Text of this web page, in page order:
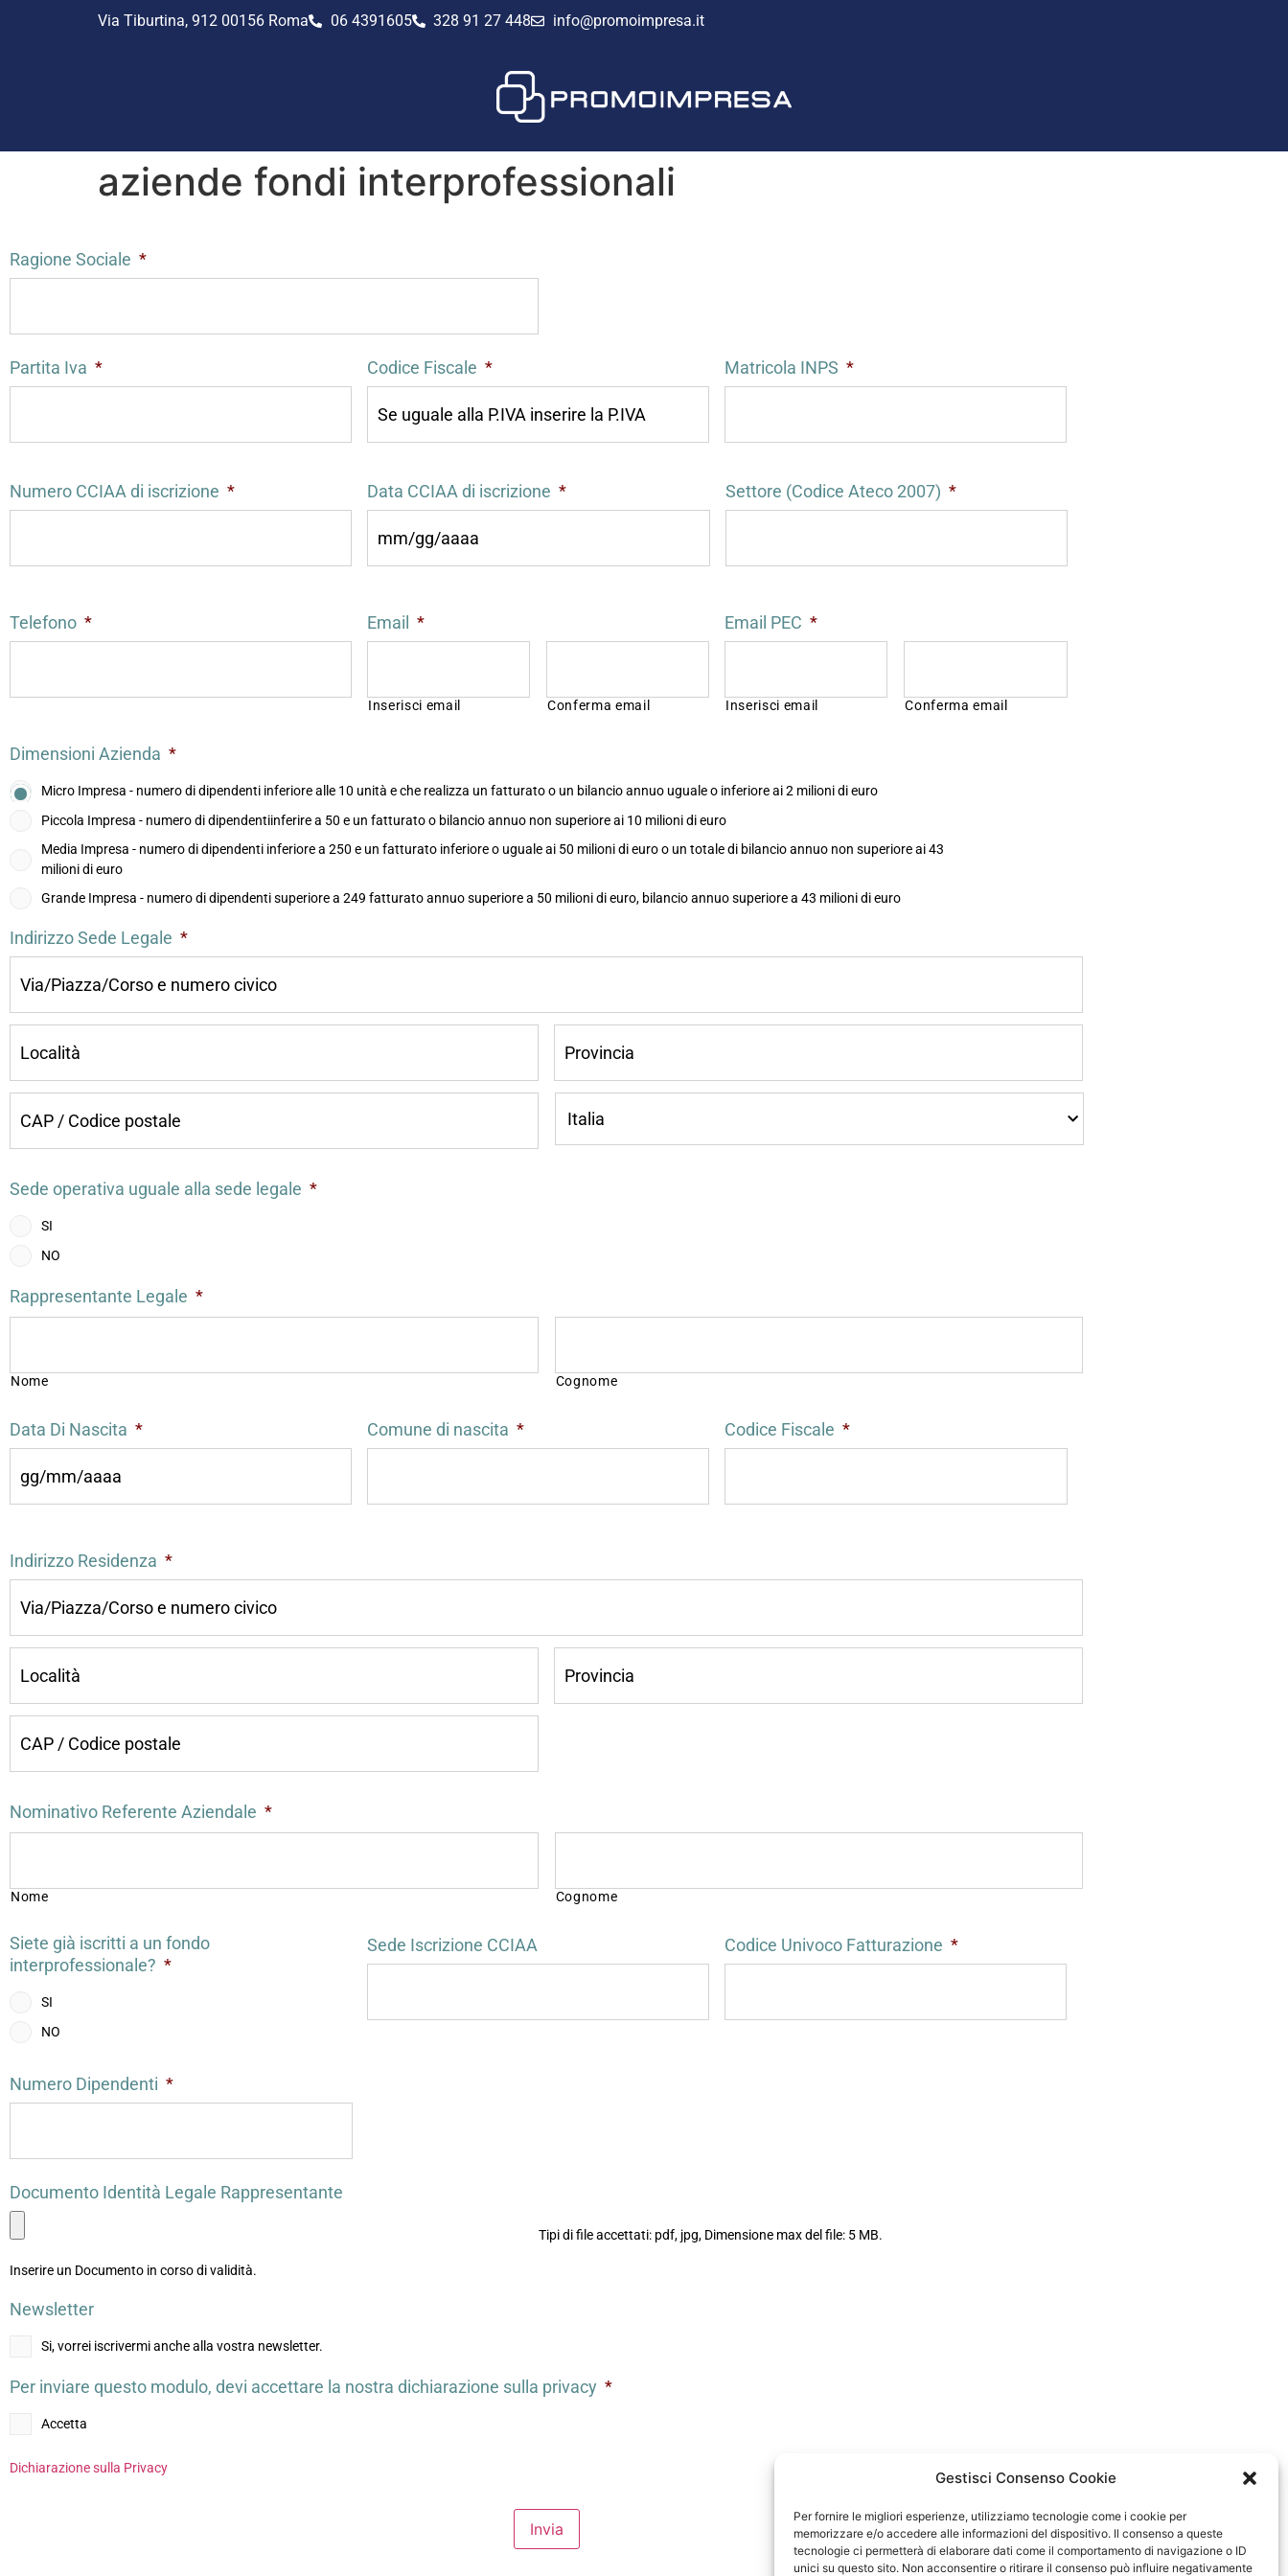
Gestisci Consenso Cookie
Per fornire le migliori esperienze, utilizziamo tecnologie come i cookie per
memorizzare e/o accedere alle informazioni del dispositivo. Il consenso a queste
tecnologie ci permetterà di elaborare dati come il comportamento di navigazione o ID
unici su questo sito. Non acconsentire o ritirare il consenso può influire negativamente
Via Tiburtina, 912 00156 Roma 06 4391605 328 91 27 448 info@promoimpresa.it
aziende fondi interprofessionali
Ragione Sociale *
Partita Iva * Codice Fiscale * Matricola INPS *
Numero CCIAA di iscrizione * Data CCIAA di iscrizione * Settore (Codice Ateco 2007) *
Telefono * Email *
Inserisci email Conferma email
Email PEC *
Inserisci email Conferma email
Dimensioni Azienda *
Micro Impresa - numero di dipendenti inferiore alle 10 unità e che realizza un fatturato o un bilancio annuo uguale o inferiore ai 2 milioni di euro
Piccola Impresa - numero di dipendentiinferire a 50 e un fatturato o bilancio annuo non superiore ai 10 milioni di euro
Media Impresa - numero di dipendenti inferiore a 250 e un fatturato inferiore o uguale ai 50 milioni di euro o un totale di bilancio annuo non superiore ai 43
milioni di euro
Grande Impresa - numero di dipendenti superiore a 249 fatturato annuo superiore a 50 milioni di euro, bilancio annuo superiore a 43 milioni di euro
Indirizzo Sede Legale *
Sede operativa uguale alla sede legale *
SI
NO
Rappresentante Legale *
Nome Cognome
Data Di Nascita * Comune di nascita * Codice Fiscale *
Indirizzo Residenza *
Nominativo Referente Aziendale *
Nome Cognome
Siete già iscritti a un fondo
interprofessionale? *
SI
NO
Sede Iscrizione CCIAA Codice Univoco Fatturazione *
Numero Dipendenti *
Documento Identità Legale Rappresentante
Tipi di file accettati: pdf, jpg, Dimensione max del file: 5 MB.
Inserire un Documento in corso di validità.
Newsletter
Si, vorrei iscrivermi anche alla vostra newsletter.
Per inviare questo modulo, devi accettare la nostra dichiarazione sulla privacy *
Accetta
Dichiarazione sulla Privacy
Invia